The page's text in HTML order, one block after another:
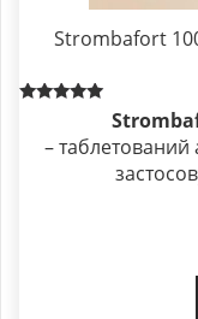
Strombafort
out of 5
–